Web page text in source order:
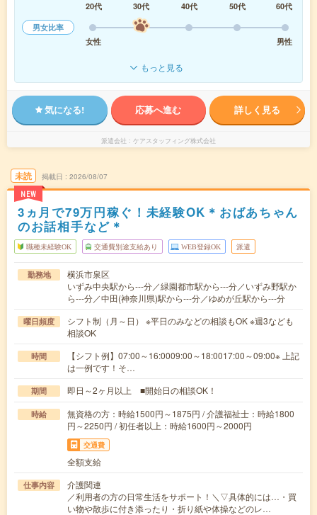
20代
30代 40代 50代
60代
男女比率
女性
男性
もっと見る
気になる! 応募へ進む 詳しく見る
派遣会社 ケアスタッフィング株式会社
未読
NEW
掲載日 2026/08/07
3ヵ月で79万円稼ぐ！未経験OK＊おばあちゃん
のお話相手など＊
職種未経験OK 交通費別途支給あり WEB登録OK 派遣
勤務地
横浜市泉区
いずみ中央駅から---分／緑園都市駅から---分／いずみ野駅か
ら---分／中田(神奈川県)駅から---分／ゆめが丘駅から---分
曜日頻度
シフト制（月～日） ※平日のみなどの相談もOK ※週3なども
相談OK
時間
【シフト例】07:00～16:0009:00～18:0017:00～09:00※ 上記
は一例です！そ…
期間 即日～2ヶ月以上 ■開始日の相談OK！
時給
無資格の方：時給1500円～1875円 / 介護福祉士：時給1800
円～2250円 / 初任者以上：時給1600円～2000円
交通費
全額支給
仕事内容
介護関連
／利用者の方の日常生活をサポート！＼▽具体的には…・買
い物や散歩に付き添ったり・折り紙や体操などのレ…